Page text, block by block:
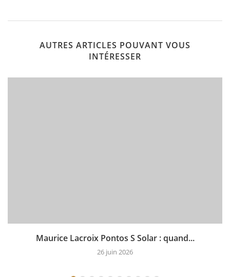
AUTRES ARTICLES POUVANT VOUS
INTÉRESSER
Maurice Lacroix Pontos S Solar : quand...
26 juin 2026